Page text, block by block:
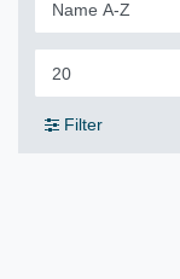
Filter